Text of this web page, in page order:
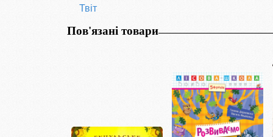
Твіт
Пов'язані товари